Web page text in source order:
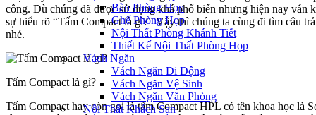
Bàn Phòng Họp
Ghế Phòng Họp
Nội Thất Phòng Khánh Tiết
Thiết Kế Nội Thất Phòng Họp
Vách Ngăn
Vách Ngăn Di Động
Vách Ngăn Vệ Sinh
Vách Ngăn Văn Phòng
Nội Thất Khách Sạn
công. Dù chúng đã được sử dụng khá phổ biến nhưng hiện nay vẫn
sự hiểu rõ “Tấm Compact là gì?” Vậy thì chúng ta cùng đi tìm câu
nhé.
Tấm Compact là gì?
Tấm Compact hay còn gọi là tấm Compact HPL có tên khoa học là